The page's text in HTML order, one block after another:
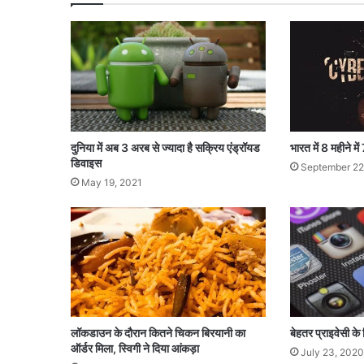
,
'
चो
र
प
रि
वा
र
'
गि
र
र
दुनिया में अब 3 अरब से ज्यादा है सक्रिय एंड्रॉयड
डिवाइस
May 19, 2021
भारत में 8 महीने
September
लॉकडाउन के दौरान कितने चिकन बिरयानी का
ऑर्डर मिला, स्विगी ने दिया आंकड़ा
बेहतर प्राइवेसी
July 23, 2020